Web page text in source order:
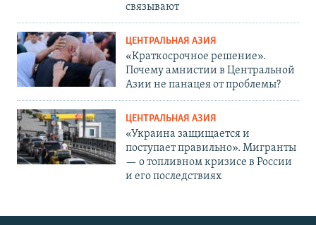
связывают
ЦЕНТРАЛЬНАЯ АЗИЯ
«Краткосрочное решение».
Почему амнистии в Центральной
Азии не панацея от проблемы?
ЦЕНТРАЛЬНАЯ АЗИЯ
«Украина защищается и
поступает правильно». Мигранты
— о топливном кризисе в России
и его последствиях